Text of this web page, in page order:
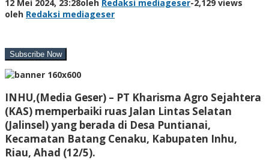
12 Mei 2024, 23:28oleh Redaksi mediageser-2,129 views
oleh Redaksi mediageser
INHU,(Media Geser) – PT Kharisma Agro Sejahtera
(KAS) memperbaiki ruas Jalan Lintas Selatan
(Jalinsel) yang berada di Desa Puntianai,
Kecamatan Batang Cenaku, Kabupaten Inhu,
Riau, Ahad (12/5).